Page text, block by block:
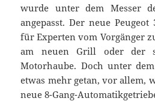
wurde unter dem Messer
angepasst. Der neue
für Experten vom Vorgänger
am neuen Grill oder der
Motorhaube. Doch unter
etwas mehr getan, vor allem,
neue 8-Gang-